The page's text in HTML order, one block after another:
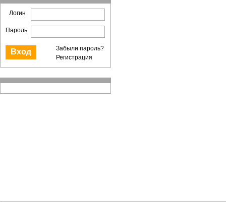
Логин
Пароль
Забыли пароль?
Регистрация